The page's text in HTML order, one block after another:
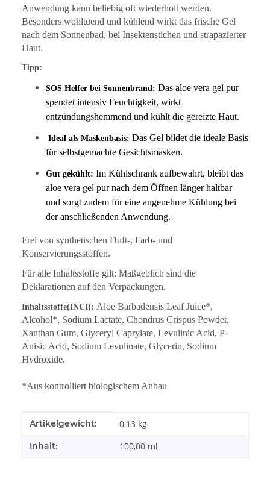
Anwendung kann beliebig oft wiederholt werden.
Besonders wohltuend und kühlend wirkt das frische Gel
nach dem Sonnenbad, bei Insektenstichen und strapazierter
Haut.
Tipp:
SOS Helfer bei Sonnenbrand: Das aloe vera gel pur
spendet intensiv Feuchtigkeit, wirkt
entzündungshemmend und kühlt die gereizte Haut.
Ideal als Maskenbasis: Das Gel bildet die ideale Basis
für selbstgemachte Gesichtsmasken.
Gut gekühlt: Im Kühlschrank aufbewahrt, bleibt das
aloe vera gel pur nach dem Öffnen länger haltbar
und sorgt zudem für eine angenehme Kühlung bei
der anschließenden Anwendung.
Frei von synthetischen Duft-, Farb- und
Konservierungsstoffen.
Für alle Inhaltsstoffe gilt: Maßgeblich sind die
Deklarationen auf den Verpackungen.
Inhaltsstoffe(INCI): Aloe Barbadensis Leaf Juice*,
Alcohol*, Sodium Lactate, Chondrus Crispus Powder,
Xanthan Gum, Glyceryl Caprylate, Levulinic Acid, P-
Anisic Acid, Sodium Levulinate, Glycerin, Sodium
Hydroxide.
*Aus kontrolliert biologischem Anbau
Produkteigenschaft
Wert
Artikelgewicht: 0,13 kg
Inhalt: 100,00 ml